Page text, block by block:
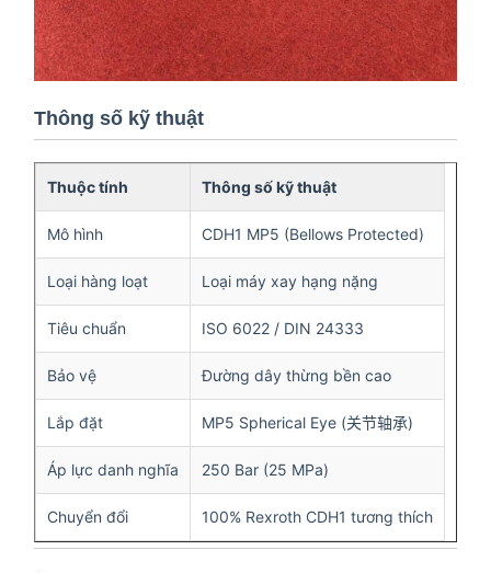
Thông số kỹ thuật
Thuộc tính Thông số kỹ thuật
Mô hình CDH1 MP5 (Bellows Protected)
Loại hàng loạt Loại máy xay hạng nặng
Tiêu chuẩn ISO 6022 / DIN 24333
Bảo vệ Đường dây thừng bền cao
Lắp đặt MP5 Spherical Eye (关节轴承)
Áp lực danh nghĩa 250 Bar (25 MPa)
Chuyển đổi 100% Rexroth CDH1 tương thích